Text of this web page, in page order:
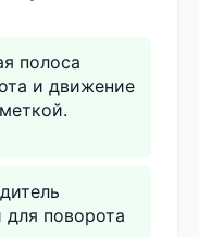
полоса
и движение
для поворота